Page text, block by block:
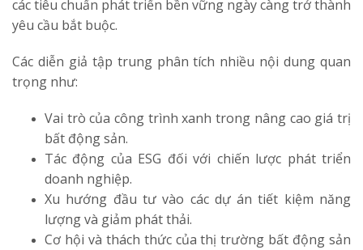
các tiêu chuẩn phát triển bền vững ngày càng trở thành
yêu cầu bắt buộc.
Các diễn giả tập trung phân tích nhiều nội dung quan
trọng như:
Vai trò của công trình xanh trong nâng cao giá trị
bất động sản.
Tác động của ESG đối với chiến lược phát triển
doanh nghiệp.
Xu hướng đầu tư vào các dự án tiết kiệm năng
lượng và giảm phát thải.
Cơ hội và thách thức của thị trường bất động sản